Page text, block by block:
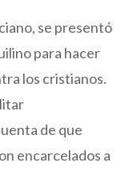
se presentó
para hacer
los cristianos.
de que
encarcelados a